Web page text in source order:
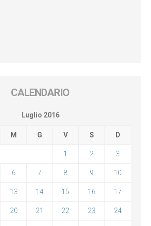
CALENDARIO
Luglio 2016
M G V S D
1 2 3
6 7 8 9 10
13 14 15 16 17
20 21 22 23 24